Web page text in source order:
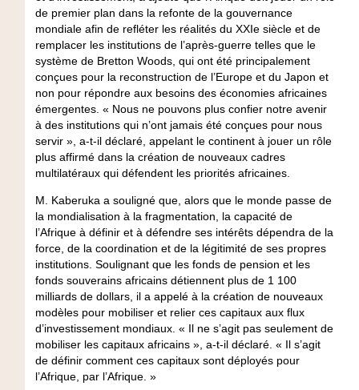
de premier plan dans la refonte de la gouvernance
mondiale afin de refléter les réalités du XXIe siècle et de
remplacer les institutions de l’après-guerre telles que le
système de Bretton Woods, qui ont été principalement
conçues pour la reconstruction de l’Europe et du Japon et
non pour répondre aux besoins des économies africaines
émergentes. « Nous ne pouvons plus confier notre avenir
à des institutions qui n’ont jamais été conçues pour nous
servir », a-t-il déclaré, appelant le continent à jouer un rôle
plus affirmé dans la création de nouveaux cadres
multilatéraux qui défendent les priorités africaines.
M. Kaberuka a souligné que, alors que le monde passe de
la mondialisation à la fragmentation, la capacité de
l’Afrique à définir et à défendre ses intérêts dépendra de la
force, de la coordination et de la légitimité de ses propres
institutions. Soulignant que les fonds de pension et les
fonds souverains africains détiennent plus de 1 100
milliards de dollars, il a appelé à la création de nouveaux
modèles pour mobiliser et relier ces capitaux aux flux
d’investissement mondiaux. « Il ne s’agit pas seulement de
mobiliser les capitaux africains », a-t-il déclaré. « Il s’agit
de définir comment ces capitaux sont déployés pour
l’Afrique, par l’Afrique. »